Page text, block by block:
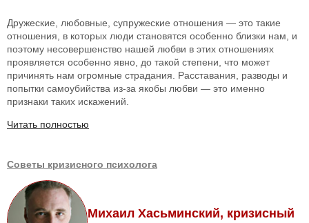
Дружеские, любовные, супружеские отношения — это такие
отношения, в которых люди становятся особенно близки нам, и
поэтому несовершенство нашей любви в этих отношениях
проявляется особенно явно, до такой степени, что может
причинять нам огромные страдания. Расставания, разводы и
попытки самоубийства из-за якобы любви — это именно
признаки таких искажений.
Читать полностью
Советы кризисного психолога
Михаил Хасьминский, кризисный